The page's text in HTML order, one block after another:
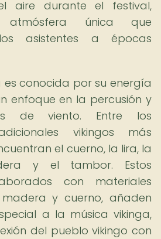
aire durante el festival,
única que
asistentes a épocas
es conocida por su energía
enfoque en la percusión y
de viento. Entre los
vikingos más
el cuerno, la lira, la
y el tambor. Estos
con materiales
y cuerno, añaden
a la música vikinga,
del pueblo vikingo con